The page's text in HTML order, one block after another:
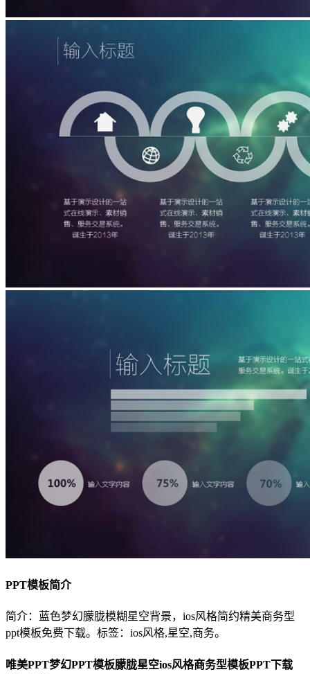
PPT模板简介
简介：蓝色梦幻朦胧模糊星空背景，ios风格简约精美商务型
ppt模板免费下载。标签：ios风格,星空,商务。
唯美PPT梦幻PPT模板朦胧星空ios风格商务型模板PPT下载